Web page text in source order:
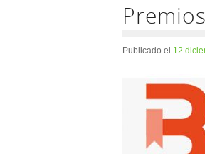
Publicado el 12